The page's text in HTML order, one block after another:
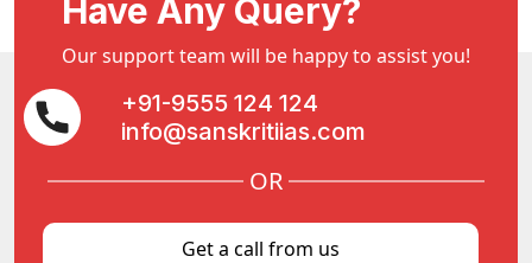
Have Any Query?
Our support team will be happy to assist you!
+91-9555 124 124
info@sanskritiias.com
OR
Get a call from us